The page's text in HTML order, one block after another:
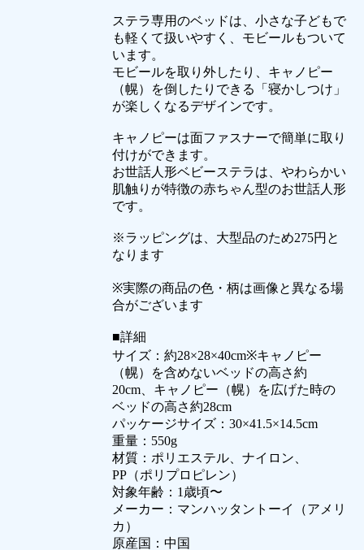
ステラ専用のベッドは、小さな子どもで
も軽くて扱いやすく、モビールもついて
います。
モビールを取り外したり、キャノピー
（幌）を倒したりできる「寝かしつけ」
が楽しくなるデザインです。
キャノピーは面ファスナーで簡単に取り
付けができます。
お世話人形ベビーステラは、やわらかい
肌触りが特徴の赤ちゃん型のお世話人形
です。
※ラッピングは、大型品のため275円と
なります
※実際の商品の色・柄は画像と異なる場
合がございます
■詳細
サイズ：約28×28×40cm※キャノピー
（幌）を含めないベッドの高さ約
20cm、キャノピー（幌）を広げた時の
ベッドの高さ約28cm
パッケージサイズ：30×41.5×14.5cm
重量：550g
材質：ポリエステル、ナイロン、
PP（ポリプロピレン）
対象年齢：1歳頃〜
メーカー：マンハッタントーイ（アメリ
カ）
原産国：中国